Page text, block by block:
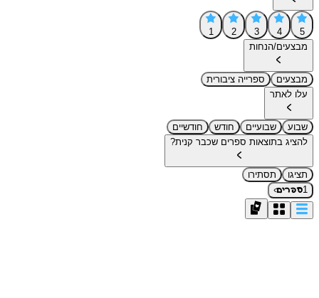
5
4
3
2
1
מבצעים/הנחות
מבצעים
ספרייה ציבורית
עלו לאתר
שבוע שבועיים חודש
חודשיים
להציג בתוצאות ספרים שכבר קנית?
תציגו
תסתירו
1ספרים›